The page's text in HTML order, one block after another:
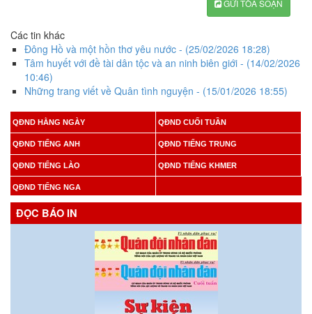
GỬI TÒA SOẠN
Các tin khác
Đông Hồ và một hồn thơ yêu nước - (25/02/2026 18:28)
Tâm huyết với đề tài dân tộc và an ninh biên giới - (14/02/2026
10:46)
Những trang viết về Quân tình nguyện - (15/01/2026 18:55)
QĐND HẰNG NGÀY QĐND CUỐI TUẦN
QĐND TIẾNG ANH QĐND TIẾNG TRUNG
QĐND TIẾNG LÀO QĐND TIẾNG KHMER
QĐND TIẾNG NGA
ĐỌC BÁO IN